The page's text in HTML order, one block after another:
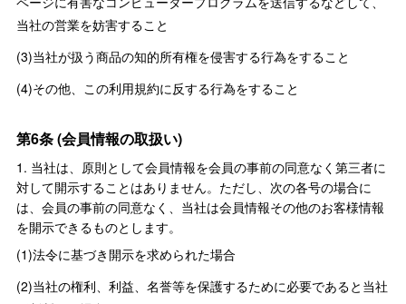
当社の営業を妨害すること
(3)当社が扱う商品の知的所有権を侵害する行為をすること
(4)その他、この利用規約に反する行為をすること
第6条 (会員情報の取扱い)
1. 当社は、原則として会員情報を会員の事前の同意なく第三者に
対して開示することはありません。ただし、次の各号の場合に
は、会員の事前の同意なく、当社は会員情報その他のお客様情報
を開示できるものとします。
(1)法令に基づき開示を求められた場合
(2)当社の権利、利益、名誉等を保護するために必要であると当社